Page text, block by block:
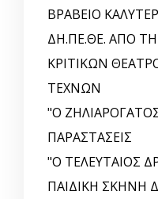
ΒΡΑΒΕΙΟ
ΔΗ.ΠΕ.ΘΕ. ΑΠΟ
ΚΡΙΤΙΚΩΝ
ΤΕΧΝΩΝ
"Ο
ΠΑΡΑΣΤΑΣΕΙΣ
"Ο ΤΕΛΕΥΤΑΙΟΣ
ΠΑΙΔΙΚΗ ΣΚΗΝΗ